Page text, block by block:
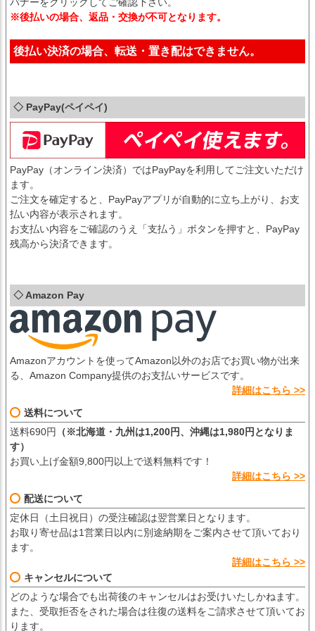
バナーをクリックしてご確認下さい。
※後払いの場合、返品・交換が不可となります。
後払い決済の場合、転送・置き配はできません。
◇ PayPay(ペイペイ)
PayPay（オンライン決済）ではPayPayを利用してご注文いただけ
ます。
ご注文を確定すると、PayPayアプリが自動的に立ち上がり、お支
払い内容が表示されます。
お支払い内容をご確認のうえ「支払う」ボタンを押すと、PayPay
残高から決済できます。
◇ Amazon Pay
Amazonアカウントを使ってAmazon以外のお店でお買い物が出来
る、Amazon Company提供のお支払いサービスです。
詳細はこちら >>
送料について
送料690円
（※北海道・九州は1,200円、沖縄は1,980円となりま
す）
お買い上げ金額9,800円以上で送料無料です！
詳細はこちら >>
配送について
定休日（土日祝日）の受注確認は翌営業日となります。
お取り寄せ品は1営業日以内に別途納期をご案内させて頂いており
ます。
詳細はこちら >>
キャンセルについて
どのような場合でも出荷後のキャンセルはお受けいたしかねます。
また、受取拒否をされた場合は往復の送料をご請求させて頂いてお
ります。